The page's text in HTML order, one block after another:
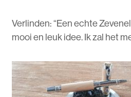
Verlinden: “Een echte
mooi en leuk idee. Ik zal het